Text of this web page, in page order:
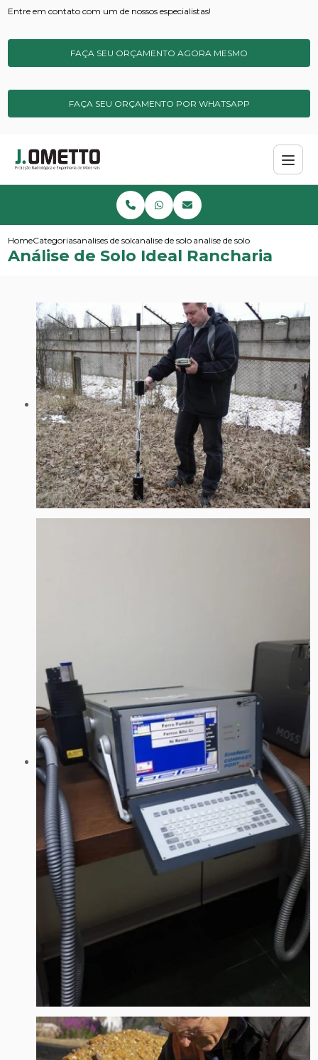
Entre em contato com um de nossos especialistas!
FAÇA SEU ORÇAMENTO AGORA MESMO
FAÇA SEU ORÇAMENTO POR WHATSAPP
HomeCategoriasanalises de solos e sedimentos
analise de solo idealanalise de solo ideal rancharia
Análise de Solo Ideal Rancharia